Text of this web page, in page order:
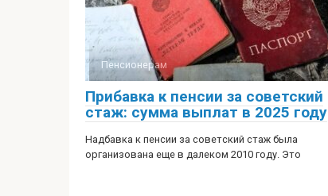
Пенсионерам
Прибавка к пенсии за советский
стаж: сумма выплат в 2025 году
Надбавка к пенсии за советский стаж была
организована еще в далеком 2010 году. Это